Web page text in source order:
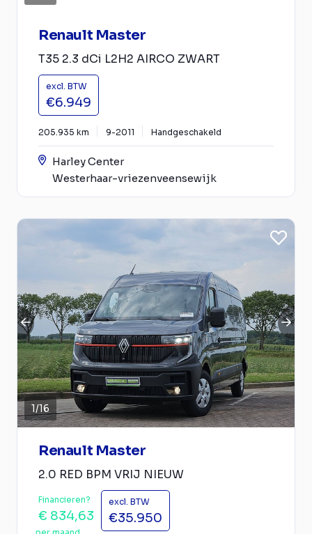
Renault Master
T35 2.3 dCi L2H2 AIRCO ZWART
excl. BTW
€6.949
205.935 km 9-2011 Handgeschakeld
Harley Center
Westerhaar-vriezenveensewijk
1/16
Renault Master
2.0 RED BPM VRIJ NIEUW
Financieren?
€ 834,63
per maand
excl. BTW
€35.950